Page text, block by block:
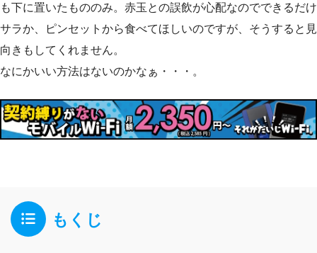
も下に置いたもののみ。赤玉との誤飲が心配なのでできるだけ
サラか、ピンセットから食べてほしいのですが、そうすると見
向きもしてくれません。
なにかいい方法はないのかなぁ・・・。
もくじ